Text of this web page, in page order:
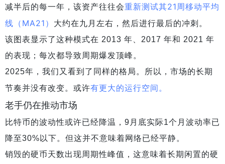
减半后的每一年，该资产往往会重新测试其21周移动平均
线（MA21）
大约在九月左右，然后进行最后的冲刺。
该图表显示了这种模式在 2013 年、2017 年和 2021 年
的表现；每次都导致周期爆发顶峰。
2025年，我们又看到了同样的格局。所以，市场的长期
节奏并没有改变。或许有更大的运行空间。
老手仍在推动市场
比特币的波动性或许已经降温，9月底实际1个月波动率已
降至30%以下。但这并不意味着网络已经平静。
销毁的硬币天数出现周期性峰值，这意味着长期闲置的硬